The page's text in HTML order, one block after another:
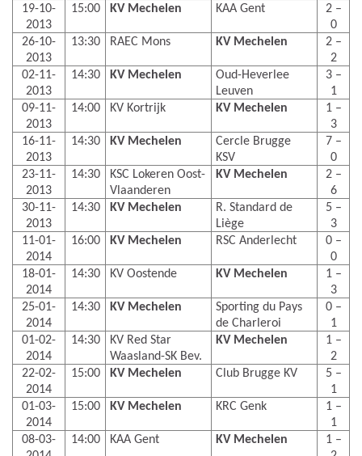
19-10-
2013
15:00 KV Mechelen KAA Gent
2 –
0
26-10-
2013
13:30 RAEC Mons KV Mechelen
2 –
2
02-11-
2013
14:30 KV Mechelen
Oud-Heverlee
Leuven
3 –
1
09-11-
2013
14:00 KV Kortrijk KV Mechelen
1 –
3
16-11-
2013
14:30 KV Mechelen
Cercle Brugge
KSV
7 –
0
23-11-
2013
14:30
KSC Lokeren Oost-
Vlaanderen
KV Mechelen
2 –
6
30-11-
2013
14:30 KV Mechelen
R. Standard de
Liège
5 –
3
11-01-
2014
16:00 KV Mechelen RSC Anderlecht
0 –
0
18-01-
2014
14:30 KV Oostende KV Mechelen
1 –
3
25-01-
2014
14:30 KV Mechelen
Sporting du Pays
de Charleroi
0 –
1
01-02-
2014
14:30
KV Red Star
Waasland-SK Bev.
KV Mechelen
1 –
2
22-02-
2014
15:00 KV Mechelen Club Brugge KV
5 –
1
01-03-
2014
15:00 KV Mechelen KRC Genk
1 –
1
08-03-
14:00 KAA Gent KV Mechelen
1 –